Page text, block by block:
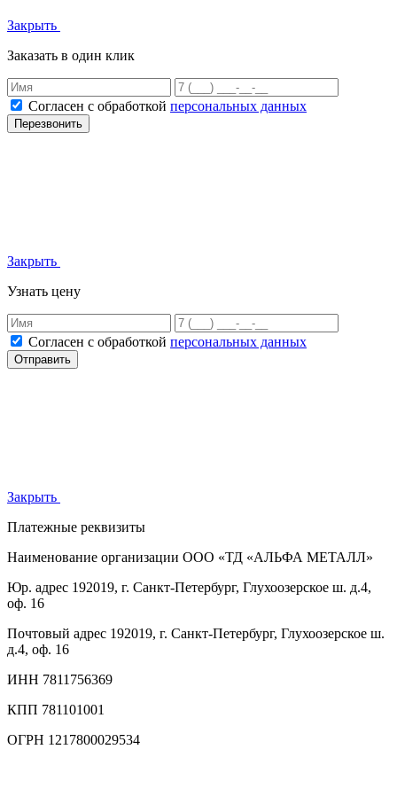
Закрыть
Заказать в один клик
Согласен с обработкой персональных данных
Перезвонить
Закрыть
Узнать цену
Согласен с обработкой персональных данных
Отправить
Закрыть
Платежные реквизиты
Наименование организации ООО «ТД «АЛЬФА МЕТАЛЛ»
Юр. адрес 192019, г. Санкт-Петербург, Глухоозерское ш. д.4,
оф. 16
Почтовый адрес 192019, г. Санкт-Петербург, Глухоозерское ш.
д.4, оф. 16
ИНН 7811756369
КПП 781101001
ОГРН 1217800029534